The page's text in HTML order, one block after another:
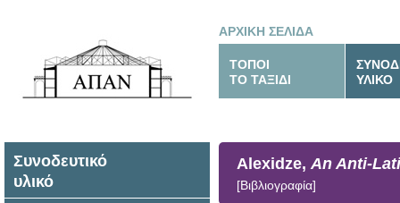
ΑΡΧΙΚΗ ΣΕΛΙΔΑ
ΤΟΠΟΙ
ΤΟ ΤΑΞΙΔΙ
ΥΛΙΚΟ
Συνοδευτικό
υλικό
Alexidze,An Anti-
[Βιβλιογραφία]